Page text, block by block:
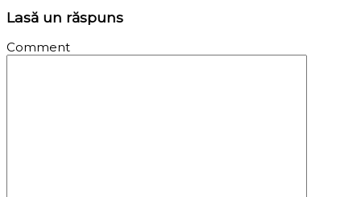
Lasă un răspuns
Comment